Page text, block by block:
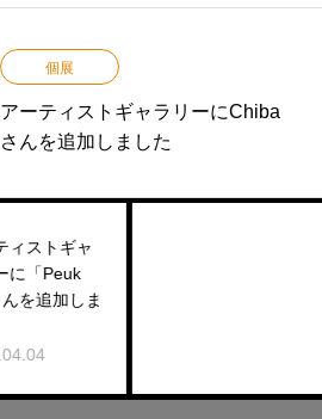
個展
アーティストギャラリーにChiba
さんを追加しました